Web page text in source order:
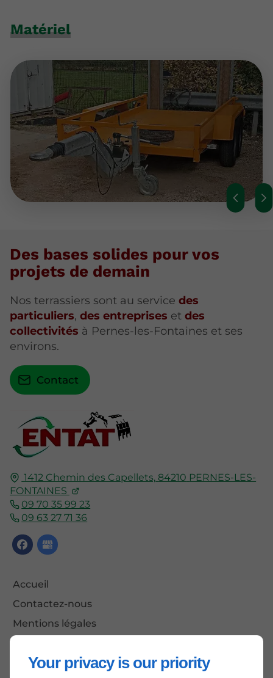
Your privacy is our priority
Matériel
1412 Chemin des Capellets, 84210 PERNES-LES-
FONTAINES
09 70 35 99 23
09 63 27 71 36
Accueil
Contactez-nous
Mentions légales
Des bases solides pour vos
projets de demain
Nos terrassiers sont au service des
particuliers, des entreprises et des
collectivités à Pernes-les-Fontaines et ses
environs.
Contact